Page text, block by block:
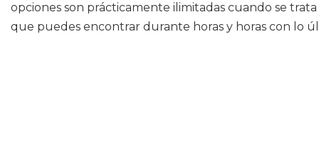
opciones son prácticamente ilimitadas cuando se
que puedes encontrar durante horas y horas con lo